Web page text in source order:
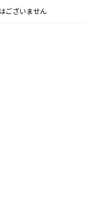
ございません